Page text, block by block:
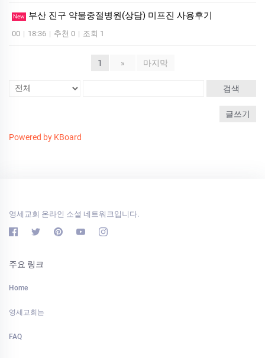
New 부산 진구 약물중절병원(상담) 미­프진 사용후기
00 | 18:36 | 추천 0 | 조회 1
1 » 마지막
검색
글쓰기
Powered by KBoard
영세교회 온라인 소셜 네트워크입니다.
주요 링크
Home
영세교회는
FAQ